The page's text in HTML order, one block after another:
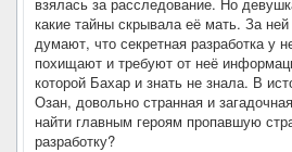
какие тайны скрывала её мать. За
думают, что секретная разработка у
похищают и требуют от неё
которой Бахар и знать не знала. В
Озан, довольно странная и
найти главным героям пропавшую
разработку?